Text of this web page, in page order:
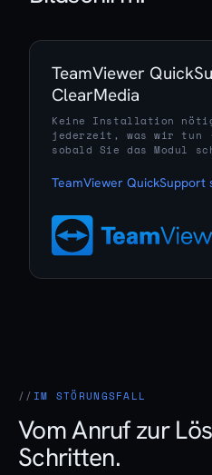
TeamViewer
ClearMedia
Keine Installation
jederzeit, was wir tun
sobald Sie das Modul
TeamViewer QuickSupport
IM STÖRUNGSFALL
Vom Anruf zur
Schritten.